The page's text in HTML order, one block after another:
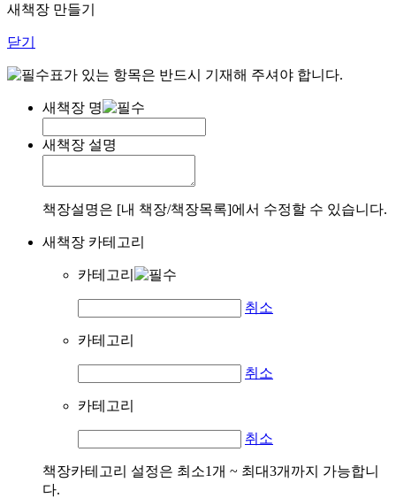
새책장 만들기
닫기
표가 있는 항목은 반드시 기재해 주셔야 합니다.
새책장 명
새책장 설명
책장설명은 [내 책장/책장목록]에서 수정할 수 있습니다.
새책장 카테고리
카테고리
취소
카테고리
취소
카테고리
취소
책장카테고리 설정은 최소1개 ~ 최대3개까지 가능합니
다.